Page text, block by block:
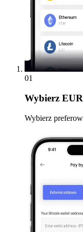
01
Wybierz
Wybierz